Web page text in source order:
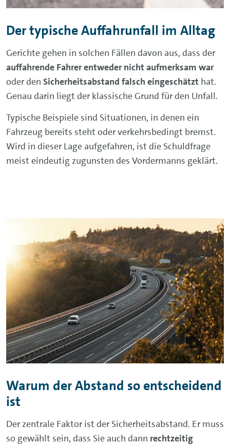
Der typische Auffahrunfall im Alltag
Gerichte gehen in solchen Fällen davon aus, dass der
auffahrende Fahrer entweder nicht aufmerksam war
oder den Sicherheitsabstand falsch eingeschätzt hat.
Genau darin liegt der klassische Grund für den Unfall.
Typische Beispiele sind Situationen, in denen ein
Fahrzeug bereits steht oder verkehrsbedingt bremst.
Wird in dieser Lage aufgefahren, ist die Schuldfrage
meist eindeutig zugunsten des Vordermanns geklärt.
Warum der Abstand so entscheidend
ist
Der zentrale Faktor ist der Sicherheitsabstand. Er muss
so gewählt sein, dass Sie auch dann rechtzeitig